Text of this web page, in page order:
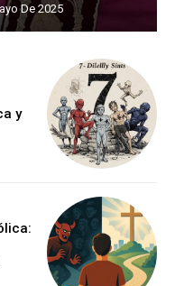
De 2025
y